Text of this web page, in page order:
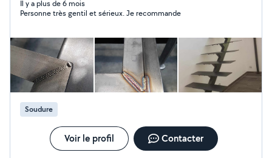
Il y a plus de 6 mois
Personne très gentil et sérieux. Je recommande
Soudure
Voir le profil Contacter